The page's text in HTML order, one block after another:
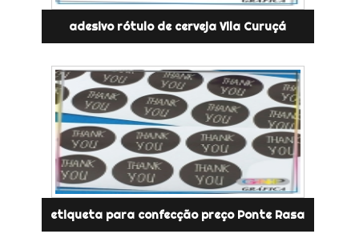
adesivo rótulo de cerveja Vila Curuçá
etiqueta para confecção preço Ponte Rasa